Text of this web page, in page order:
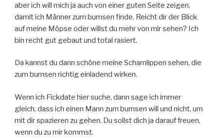
aber ich will mich ja auch von einer guten Seite zeigen,
damit ich Männer zum bumsen finde. Reicht dir der Blick
auf meine Möpse oder willst du mehr von mir sehen? Ich
bin recht gut gebaut und total rasiert.
Da kannst du dann schöne meine Schamlippen sehen, die
zum bumsen richtig einladend wirken.
Wenn ich Fickdate hier suche, dann sage ich immer
gleich, dass ich einen Mann zum bumsen will und nicht, um
mit dir spazieren zu gehen. Du sollst dich ja darauf freuen,
wenn du zu mir kommst.